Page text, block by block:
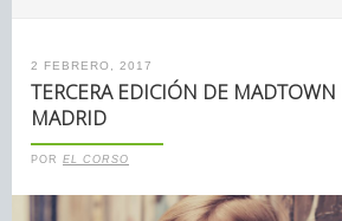
2 FEBRERO, 2017
TERCERA EDICIÓN DE MADTOWN
MADRID
POR EL CORSO